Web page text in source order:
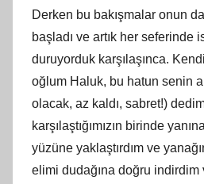
Derken bu bakışmalar onun
başladı ve artık her seferinde
duruyorduk karşılaşınca.
oğlum Haluk, bu hatun senin
olacak, az kaldı, sabret!)
karşılaştığımızın birinde
yüzüne yaklaştırdım ve
elimi dudağına doğru